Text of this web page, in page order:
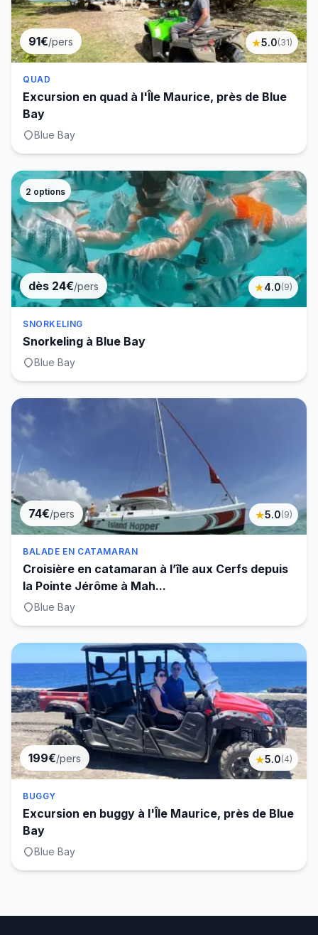
91€/pers ★5.0(31)
QUAD
Excursion en quad à l'Île Maurice, près de Blue
Bay
Blue Bay
2 options
dès 24€/pers ★4.0(9)
SNORKELING
Snorkeling à Blue Bay
Blue Bay
74€/pers ★5.0(9)
BALADE EN CATAMARAN
Croisière en catamaran à l’île aux Cerfs depuis
la Pointe Jérôme à Mah...
Blue Bay
199€/pers ★5.0(4)
BUGGY
Excursion en buggy à l'Île Maurice, près de Blue
Bay
Blue Bay